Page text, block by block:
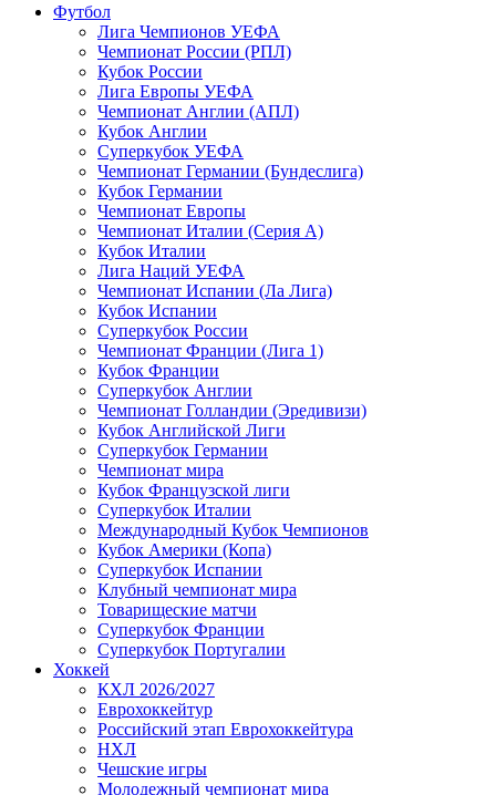
Футбол
Лига Чемпионов УЕФА
Чемпионат России (РПЛ)
Кубок России
Лига Европы УЕФА
Чемпионат Англии (АПЛ)
Кубок Англии
Суперкубок УЕФА
Чемпионат Германии (Бундеслига)
Кубок Германии
Чемпионат Европы
Чемпионат Италии (Серия А)
Кубок Италии
Лига Наций УЕФА
Чемпионат Испании (Ла Лига)
Кубок Испании
Суперкубок России
Чемпионат Франции (Лига 1)
Кубок Франции
Суперкубок Англии
Чемпионат Голландии (Эредивизи)
Кубок Английской Лиги
Суперкубок Германии
Чемпионат мира
Кубок Французской лиги
Суперкубок Италии
Международный Кубок Чемпионов
Кубок Америки (Копа)
Суперкубок Испании
Клубный чемпионат мира
Товарищеские матчи
Суперкубок Франции
Суперкубок Португалии
Хоккей
КХЛ 2026/2027
Еврохоккейтур
Российский этап Еврохоккейтура
НХЛ
Чешские игры
Молодежный чемпионат мира